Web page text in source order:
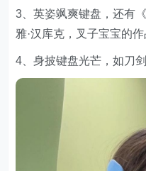
3、英姿飒爽键盘，还有
雅·汉库克，叉子宝宝的
4、身披键盘光芒，如刀